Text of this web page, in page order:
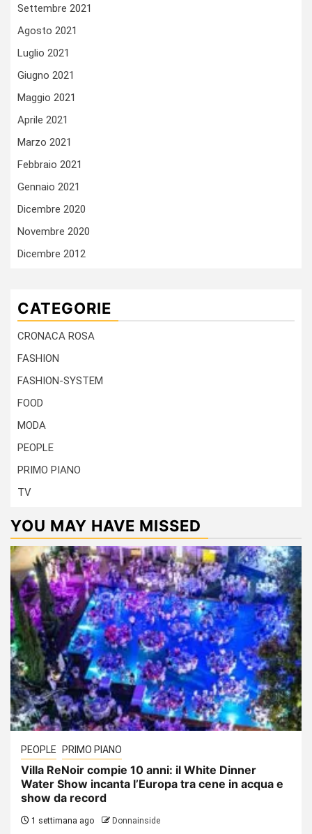
Settembre 2021
Agosto 2021
Luglio 2021
Giugno 2021
Maggio 2021
Aprile 2021
Marzo 2021
Febbraio 2021
Gennaio 2021
Dicembre 2020
Novembre 2020
Dicembre 2012
CATEGORIE
CRONACA ROSA
FASHION
FASHION-SYSTEM
FOOD
MODA
PEOPLE
PRIMO PIANO
TV
YOU MAY HAVE MISSED
PEOPLE PRIMO PIANO
Villa ReNoir compie 10 anni: il White Dinner
Water Show incanta l’Europa tra cene in acqua e
show da record
1 settimana ago Donnainside